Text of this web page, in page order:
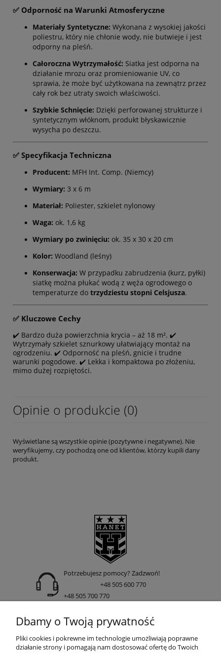
✅ Odporność na Warunki Atmosferyczne
Materiały Syntetyczne: Wykonana z wysokiej jakości
poliestru, który nie chłonie wody, nie butwieje i jest
odporny na pleśń.
Całoroczna Wytrzymałość: Siatka jest odporna na
działanie mrozu oraz promieniowanie UV, co
sprawia, że może być użytkowana na zewnątrz przez
cały rok bez utraty swoich właściwości.
Szybkie Schnięcie: Dzięki perforowanej strukturze i
syntetycznym włóknom, produkt błyskawicznie
wysycha po deszczu.
✅ Specyfikacja Techniczna
Producent: MFH Int. Comp. (Niemcy)
Wymiary: 3 x 6 m
Materiał: Poliester, szkielet nylonowy
Waga: ok. 1,6 kg
Wymiary po zwinięciu: ok. 35 x 30 x 20 cm
Kolor: Woodland (leśny)
Konserwacja: W przypadku zabrudzenia (kurz, pyłki)
siatkę można płukać wodą z węża ogrodowego o
temperaturze do trzydziestu stopni Celsjusza.
✅ Kluczowe Cechy
✔️ Bardzo duża powierzchnia krycia – aż 18 m². ✔️
Wytrzymały szkielet sznurkowy ułatwiający montaż na
ogrodzeniu. ✔️ Odporność na pleśń, gnicie i trudne
warunki pogodowe. ✔️ Lekka i kompaktowa po złożeniu,
mimo dużej rozpiętości.
Opinie o produkcie (0)
Wyświetlane są wszystkie opinie (pozytywne i negatywne). Nie
weryfikujemy, czy pochodzą one od klientów, którzy kupili dany
produkt.
Potrzebujesz pomocy? Zadzwoń!
+48 505 600 770
+48 505 700 770
ul. Nakielska 266 85-391 Bydgoszcz
Dbamy o Twoją prywatność
Pliki cookies i pokrewne im technologie umożliwiają poprawne
działanie strony i pomagają nam dostosować ofertę do Twoich